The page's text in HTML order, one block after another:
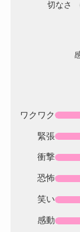
ワクワク
緊張
衝撃
恐怖
笑い
感動